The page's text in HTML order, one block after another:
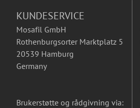
KUNDESERVICE
Mosafil GmbH
Rothenburgsorter Marktplatz 5
20539 Hamburg
Germany
Brukerstøtte og rådgivning via: